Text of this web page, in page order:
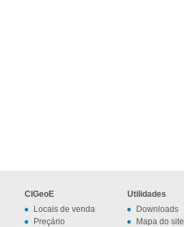
CIGeoE
Locais de venda
Preçário
Utilidades
Downloads
Mapa do site